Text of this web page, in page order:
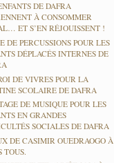
DE DAFRA
À CONSOMMER
ET S’EN RÉJOUISSENT !
DE PERCUSSIONS POUR LES
DÉPLACÉS INTERNES DE
DE VIVRES POUR LA
SCOLAIRE DE DAFRA
DE MUSIQUE POUR LES
EN GRANDES
SOCIALES DE DAFRA
DE CASIMIR OUEDRAOGO À
TOUS.